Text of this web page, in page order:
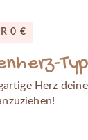
0 €
Herz